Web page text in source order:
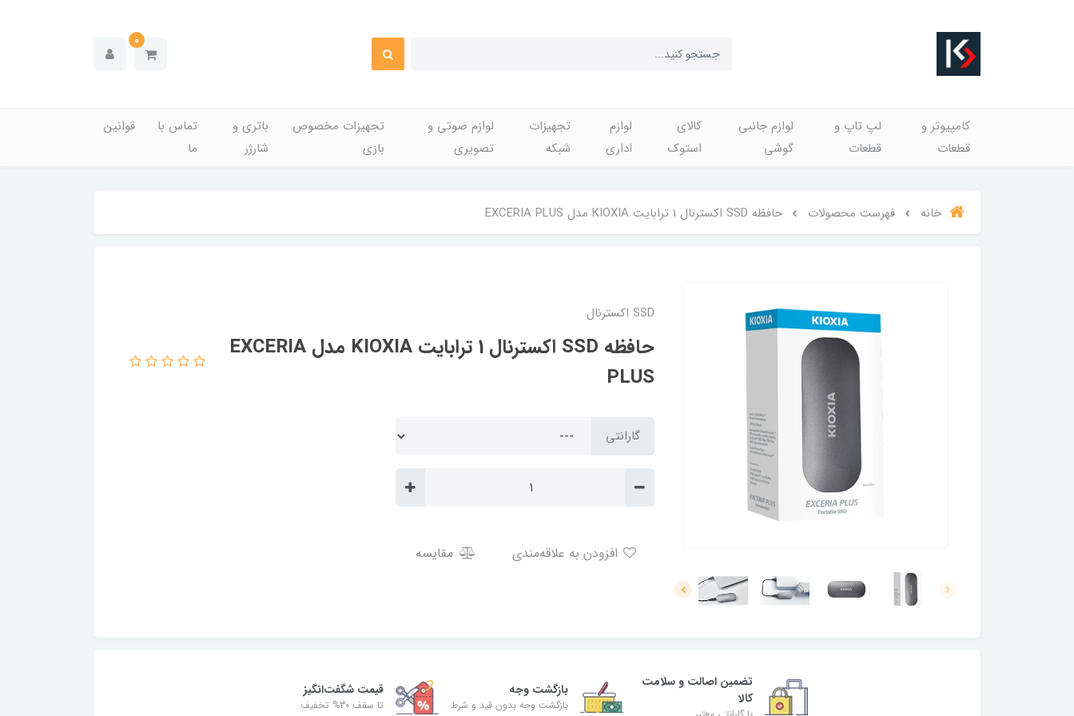
0
کامپیوتر و
قطعات
لپ تاپ و
قطعات
لوازم جانبی
گوشی
کالای
استوک
لوازم
اداری
تجهیزات
شبکه
لوازم صوتی و
تصویری
تجهیزات مخصوص
بازی
باتری و
شارژر
تماس با
ما
قوانین
خانه فهرست محصولات حافظه SSD اکسترنال 1 ترابایت KIOXIA مدل EXCERIA PLUS
SSD اکسترنال
حافظه SSD اکسترنال 1 ترابایت KIOXIA مدل EXCERIA
PLUS
گارانتی
مقایسه
تضمین اصالت و سلامت
کالا
بازگشت وجه
بازگشت وجه بدون قید و شرط
قیمت شگفت‌انگیز
تا سقف 30% تخفیف